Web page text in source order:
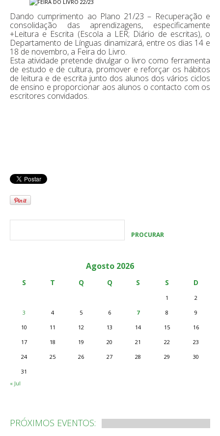
Dando cumprimento ao Plano 21/23 – Recuperação e
consolidação das aprendizagens, especificamente
+Leitura e Escrita (Escola a LER; Diário de escritas), o
Departamento de Línguas dinamizará, entre os dias 14 e
18 de novembro, a Feira do Livro.
Esta atividade pretende divulgar o livro como ferramenta
de estudo e de cultura, promover e reforçar os hábitos
de leitura e de escrita junto dos alunos dos vários ciclos
de ensino e proporcionar aos alunos o contacto com os
escritores convidados.
Agosto 2026
S T Q Q S S D
1
2
3
4 5 6 7 8
9
10
11 12 13 14 15
16
17
18 19 20 21 22
23
24
25 26 27 28 29
30
31
« Jul
PRÓXIMOS EVENTOS: